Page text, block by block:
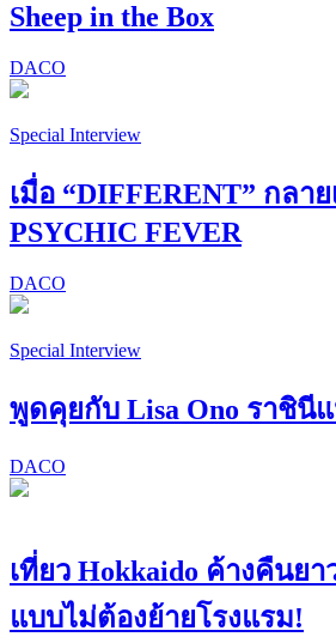
Sheep in the Box
DACO
Special Interview
เมื่อ “DIFFERENT” กลา
PSYCHIC FEVER
DACO
Special Interview
พูดคุยกับ Lisa Ono ราชินีแ
DACO
เที่ยว Hokkaido ค้างคืนยา
แบบไม่ต้องย้ายโรงแรม!